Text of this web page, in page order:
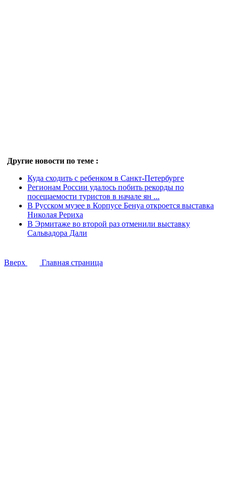
Другие новости по теме :
Куда сходить с ребенком в Санкт-Петербурге
Регионам России удалось побить рекорды по
посещаемости туристов в начале ян ...
В Русском музее в Корпусе Бенуа откроется выставка
Николая Рериха
В Эрмитаже во второй раз отменили выставку
Сальвадора Дали
Вверх Главная страница